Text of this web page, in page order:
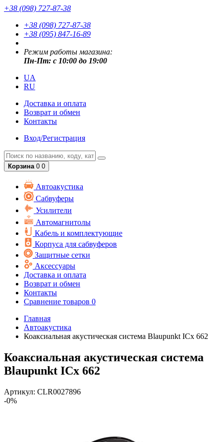
+38 (098) 727-87-38
+38 (098) 727-87-38
+38 (095) 847-16-89
Режим работы магазина:
Пн-Пт: с 10:00 до 19:00
UA
RU
Доставка и оплата
Возврат и обмен
Контакты
Вход/Регистрация
Корзина 0 0
Автоакустика
Сабвуферы
Усилители
Автомагнитолы
Кабель и комплектующие
Корпуса для сабвуферов
Защитные сетки
Аксессуары
Доставка и оплата
Возврат и обмен
Контакты
Сравнение товаров 0
Главная
Автоакустика
Коаксиальная акустическая система Blaupunkt ICx 662
Коаксиальная акустическая система
Blaupunkt ICx 662
Артикул: CLR0027896
-0%